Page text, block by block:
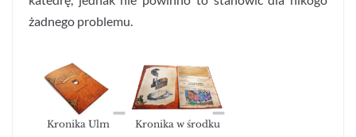
żadnego problemu.
Kronika Ulm Kronika w środku